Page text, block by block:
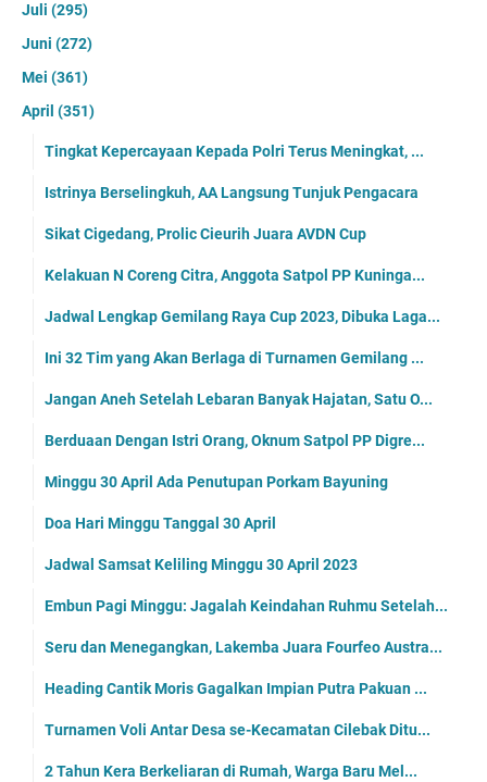
Juli (295)
Juni (272)
Mei (361)
April (351)
Tingkat Kepercayaan Kepada Polri Terus Meningkat, ...
Istrinya Berselingkuh, AA Langsung Tunjuk Pengacara
Sikat Cigedang, Prolic Cieurih Juara AVDN Cup
Kelakuan N Coreng Citra, Anggota Satpol PP Kuninga...
Jadwal Lengkap Gemilang Raya Cup 2023, Dibuka Laga...
Ini 32 Tim yang Akan Berlaga di Turnamen Gemilang ...
Jangan Aneh Setelah Lebaran Banyak Hajatan, Satu O...
Berduaan Dengan Istri Orang, Oknum Satpol PP Digre...
Minggu 30 April Ada Penutupan Porkam Bayuning
Doa Hari Minggu Tanggal 30 April
Jadwal Samsat Keliling Minggu 30 April 2023
Embun Pagi Minggu: Jagalah Keindahan Ruhmu Setelah...
Seru dan Menegangkan, Lakemba Juara Fourfeo Austra...
Heading Cantik Moris Gagalkan Impian Putra Pakuan ...
Turnamen Voli Antar Desa se-Kecamatan Cilebak Ditu...
2 Tahun Kera Berkeliaran di Rumah, Warga Baru Mel...